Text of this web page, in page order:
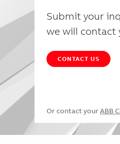
Submit your
we will contact
CONTACT US
Or contact your ABB